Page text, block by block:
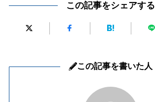
この記事をシェアする
この記事を書いた人